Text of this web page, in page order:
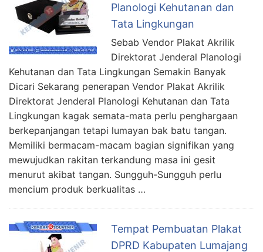
Planologi Kehutanan dan
Tata Lingkungan
Sebab Vendor Plakat Akrilik
Direktorat Jenderal Planologi
Kehutanan dan Tata Lingkungan Semakin Banyak
Dicari Sekarang penerapan Vendor Plakat Akrilik
Direktorat Jenderal Planologi Kehutanan dan Tata
Lingkungan kagak semata-mata perlu penghargaan
berkepanjangan tetapi lumayan bak batu tangan.
Memiliki bermacam-macam bagian signifikan yang
mewujudkan rakitan terkandung masa ini gesit
menurut akibat tangan. Sungguh-Sungguh perlu
mencium produk berkualitas …
Tempat Pembuatan Plakat
DPRD Kabupaten Lumajang